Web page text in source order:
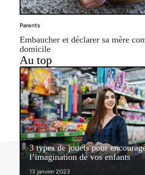
Parents
Embaucher et déclarer sa mère
domicile
Au top
3 types de jouets pour
l’imagination de vos enfants
13 janvier 2023© 2026 |
Contact Mentions légales